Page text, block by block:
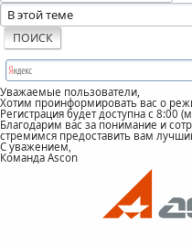
Уважаемые пользователи,
Хотим проинформировать вас о
Регистрация будет доступна с 8:00
Благодарим вас за понимание и
стремимся предоставить вам
С уважением,
Команда Ascon